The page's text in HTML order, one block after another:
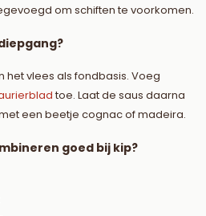
om schiften te voorkomen.
het vlees als fondbasis. Voeg
toe. Laat de saus daarna
een beetje cognac of madeira.
goed bij kip?